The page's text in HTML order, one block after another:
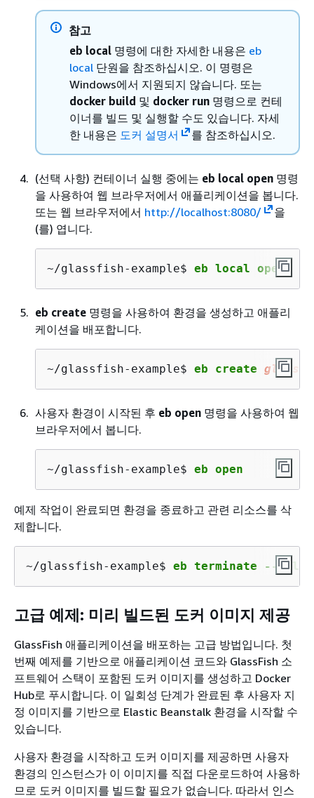
참고
eb local 명령에 대한 자세한 내용은 eb
local 단원을 참조하십시오. 이 명령은
Windows에서 지원되지 않습니다. 또는
docker build 및 docker run 명령으로 컨테
이너를 빌드 및 실행할 수도 있습니다. 자세
한 내용은 도커 설명서 를 참조하십시오.
(선택 사항) 컨테이너 실행 중에는 eb local open 명령
을 사용하여 웹 브라우저에서 애플리케이션을 봅니다.
또는 웹 브라우저에서 http://localhost:8080/
을
(를) 엽니다.
~/glassfish-example$ eb local open
eb create 명령을 사용하여 환경을 생성하고 애플리
케이션을 배포합니다.
~/glassfish-example$ eb create
사용자 환경이 시작된 후 eb open 명령을 사용하여 웹
브라우저에서 봅니다.
~/glassfish-example$ eb open
예제 작업이 완료되면 환경을 종료하고 관련 리소스를 삭
제합니다.
~/glassfish-example$ eb terminate --all
고급 예제: 미리 빌드된 도커 이미지 제공
GlassFish 애플리케이션을 배포하는 고급 방법입니다. 첫
번째 예제를 기반으로 애플리케이션 코드와 GlassFish 소
프트웨어 스택이 포함된 도커 이미지를 생성하고 Docker
Hub로 푸시합니다. 이 일회성 단계가 완료된 후 사용자 지
정 이미지를 기반으로 Elastic Beanstalk 환경을 시작할 수
있습니다.
사용자 환경을 시작하고 도커 이미지를 제공하면 사용자
환경의 인스턴스가 이 이미지를 직접 다운로드하여 사용하
므로 도커 이미지를 빌드할 필요가 없습니다. 따라서 인스